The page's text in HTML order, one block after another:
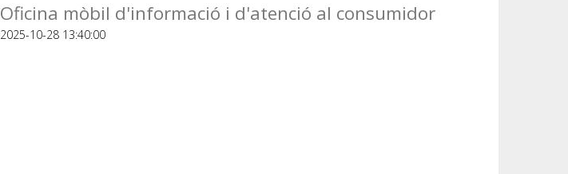
Oficina mòbil d'informació i d'atenció al consumidor
2025-10-28 13:40:00